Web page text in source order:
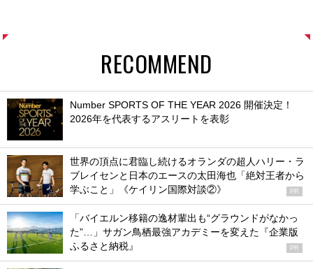
RECOMMEND
Number SPORTS OF THE YEAR 2026 開催決定！
2026年を代表するアスリートを表彰
世界の頂点に君臨し続けるオランダの超人ハリー・ラ
ブレイセンと日本のエースの太田海也「絶対王者から
学ぶこと」《ケイリン国際対談②》
PR
「バイエルン移籍の逸材輩出も“グラウンドがなかっ
た”…」サガン鳥栖最強アカデミーを変えた『企業版
ふるさと納税』
PR